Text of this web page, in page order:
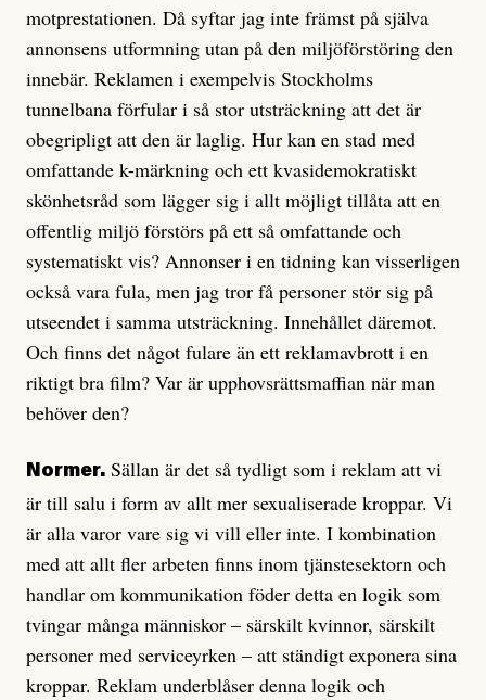
motprestationen. Då syftar jag inte främst på själva
annonsens utformning utan på den miljöförstöring den
innebär. Reklamen i exempelvis Stockholms
tunnelbana förfular i så stor utsträckning att det är
obegripligt att den är laglig. Hur kan en stad med
omfattande k-märkning och ett kvasidemokratiskt
skönhetsråd som lägger sig i allt möjligt tillåta att en
offentlig miljö förstörs på ett så omfattande och
systematiskt vis? Annonser i en tidning kan visserligen
också vara fula, men jag tror få personer stör sig på
utseendet i samma utsträckning. Innehållet däremot.
Och finns det något fulare än ett reklamavbrott i en
riktigt bra film? Var är upphovsrättsmaffian när man
behöver den?
Normer. Sällan är det så tydligt som i reklam att vi
är till salu i form av allt mer sexualiserade kroppar. Vi
är alla varor vare sig vi vill eller inte. I kombination
med att allt fler arbeten finns inom tjänstesektorn och
handlar om kommunikation föder detta en logik som
tvingar många människor – särskilt kvinnor, särskilt
personer med serviceyrken – att ständigt exponera sina
kroppar. Reklam underblåser denna logik och